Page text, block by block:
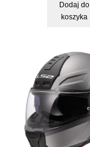
Dodaj do
koszyka